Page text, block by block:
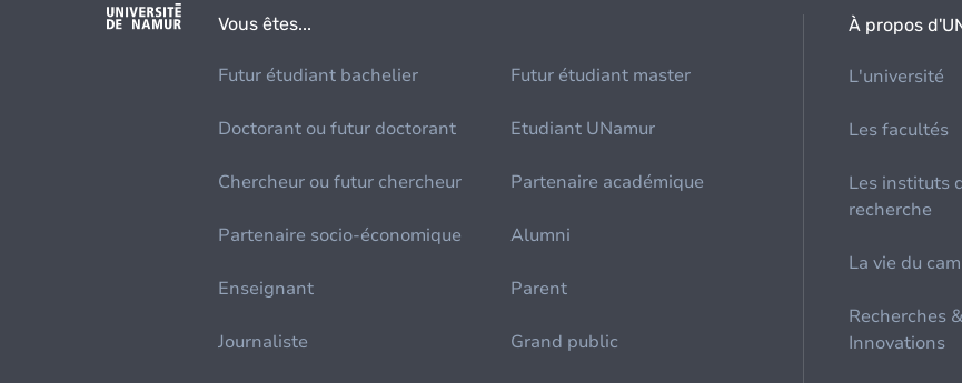
Vous êtes...
Futur étudiant bachelier Futur étudiant master
Doctorant ou futur doctorant Etudiant UNamur
Chercheur ou futur chercheur Partenaire académique
Partenaire socio-économique Alumni
Enseignant Parent
Journaliste Grand public
À propos
L'université
Les facultés
Les instituts
recherche
La vie du
Recherches &
Innovations